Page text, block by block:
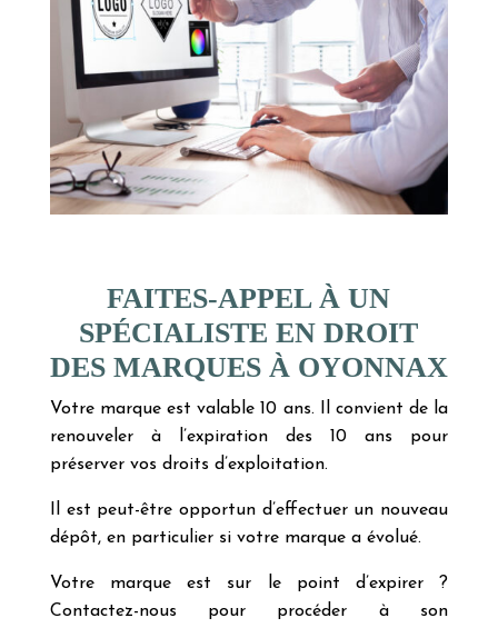
FAITES-APPEL À UN
SPÉCIALISTE EN DROIT
DES MARQUES À OYONNAX
Votre marque est valable 10 ans. Il convient de la
renouveler à l’expiration des 10 ans pour
préserver vos droits d’exploitation.
Il est peut-être opportun d’effectuer un nouveau
dépôt, en particulier si votre marque a évolué.
Votre marque est sur le point d’expirer ?
Contactez-nous pour procéder à son